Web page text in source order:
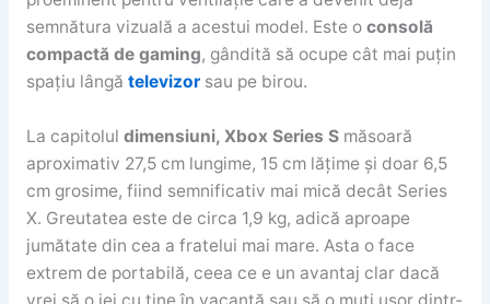
semnătura vizuală a acestui model. Este o consolă
compactă de gaming, gândită să ocupe cât mai puțin
spațiu lângă televizorsau pe birou.
La capitolul dimensiuni, Xbox Series Smăsoară
aproximativ 27,5 cm lungime, 15 cm lățime și doar 6,5
cm grosime, fiind semnificativ mai mică decât Series
X. Greutatea este de circa 1,9 kg, adică aproape
jumătate din cea a fratelui mai mare. Asta o face
extrem de portabilă, ceea ce e un avantaj clar dacă
vrei să o iei cu tine în vacanță sau să o muți ușor dintr-